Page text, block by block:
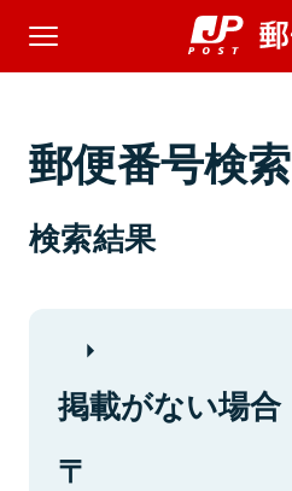
郵便番号検索
検索結果
掲載がない場合